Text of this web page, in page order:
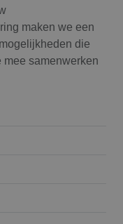
maken we een
die
mee samenwerken